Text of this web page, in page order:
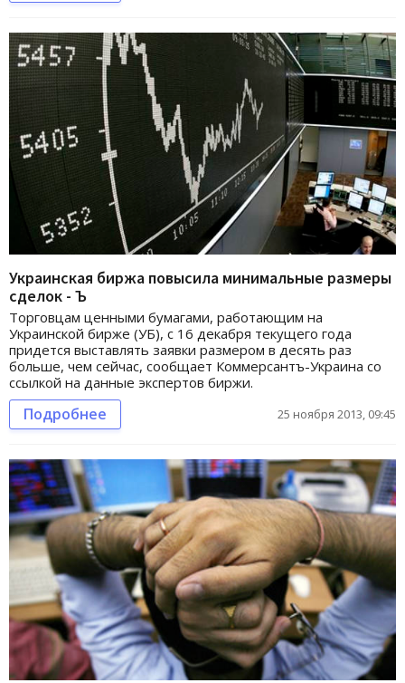
Украинская биржа повысила минимальные размеры
сделок - Ъ
Торговцам ценными бумагами, работающим на
Украинской бирже (УБ), с 16 декабря текущего года
придется выставлять заявки размером в десять раз
больше, чем сейчас, сообщает Коммерсантъ-Украина со
ссылкой на данные экспертов биржи.
Подробнее 25 ноября 2013, 09:45